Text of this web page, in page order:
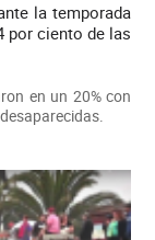
la temporada
por ciento de las
en un 20% con